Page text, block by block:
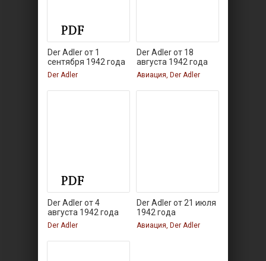
Der Adler от 1
сентября 1942 года
Der Adler
Der Adler от 18
августа 1942 года
Авиация, Der Adler
Der Adler от 4
августа 1942 года
Der Adler
Der Adler от 21 июля
1942 года
Авиация, Der Adler